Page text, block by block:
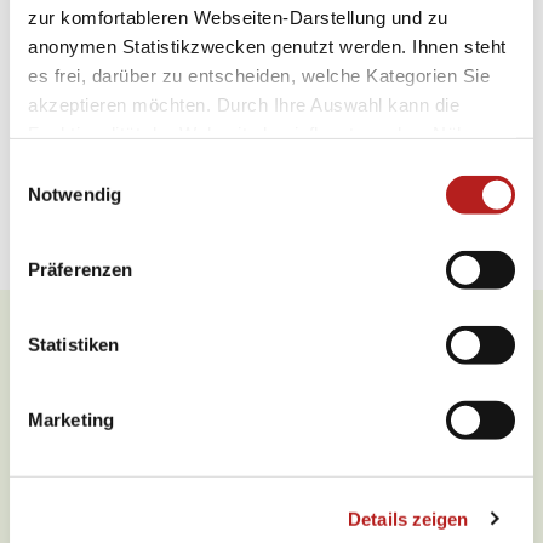
zur komfortableren Webseiten-Darstellung und zu
anonymen Statistikzwecken genutzt werden. Ihnen steht
es frei, darüber zu entscheiden, welche Kategorien Sie
akzeptieren möchten. Durch Ihre Auswahl kann die
Datenschutzbestimmungen.
Notwendig
Präferenzen
Statistiken
Marketing
Details zeigen
Öffnungszeiten
Eignung
Preisinformationen